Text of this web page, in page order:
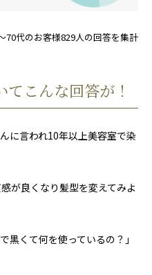
70代のお客様829人の回答を集計
こんな回答が！
に言われ10年以上美容室で染
が良くなり髪型を変えてみよ
黒くて何を使っているの？」